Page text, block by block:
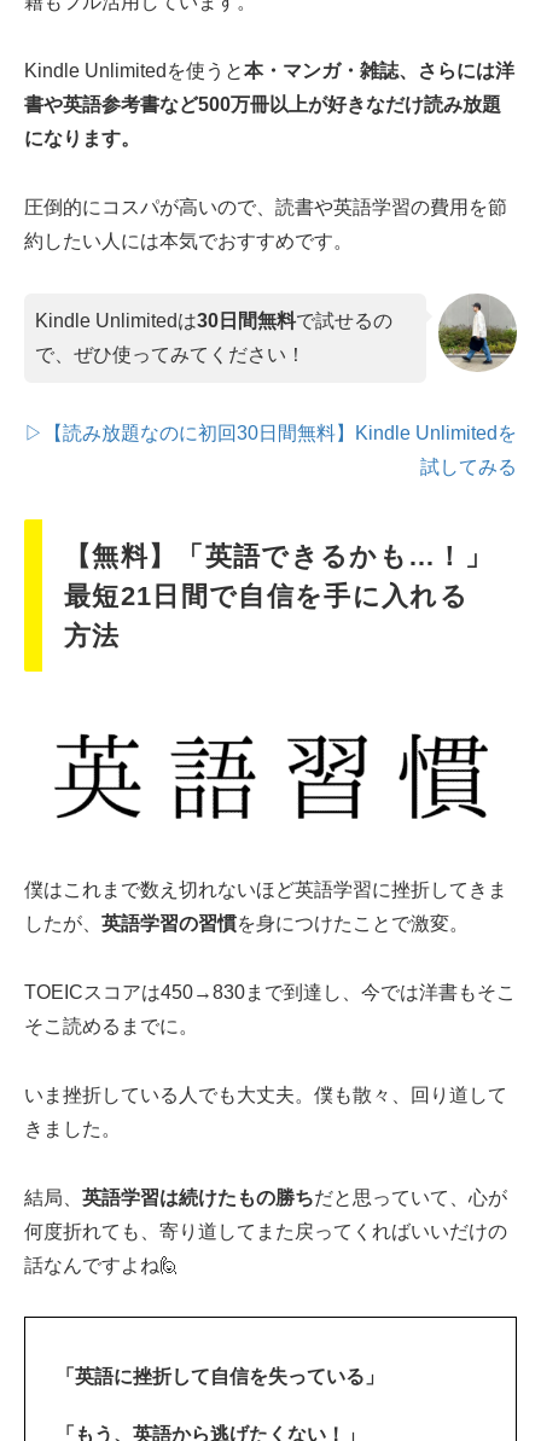
Kindle Unlimitedを使うと本・マンガ・雑誌、さらには洋
書や英語参考書など500万冊以上が好きなだけ読み放題
になります。
圧倒的にコスパが高いので、読書や英語学習の費用を節
約したい人には本気でおすすめです。
Kindle Unlimitedは30日間無料で試せるの
で、ぜひ使ってみてください！
▷【読み放題なのに初回30日間無料】Kindle Unlimitedを
試してみる
【無料】「英語できるかも…！」
最短21日間で自信を手に入れる
方法
僕はこれまで数え切れないほど英語学習に挫折してきま
したが、 英語学習の習慣を身につけたことで激変。
TOEICスコアは450→830まで到達し、今では洋書もそこ
そこ読めるまでに。
いま挫折している人でも大丈夫。僕も散々、回り道して
きました。
結局、 英語学習は続けたもの勝ちだと思っていて、心が
何度折れても、寄り道してまた戻ってくればいいだけの
話なんですよね🙋‍
「英語に挫折して自信を失っている」
「もう、英語から逃げたくない！」